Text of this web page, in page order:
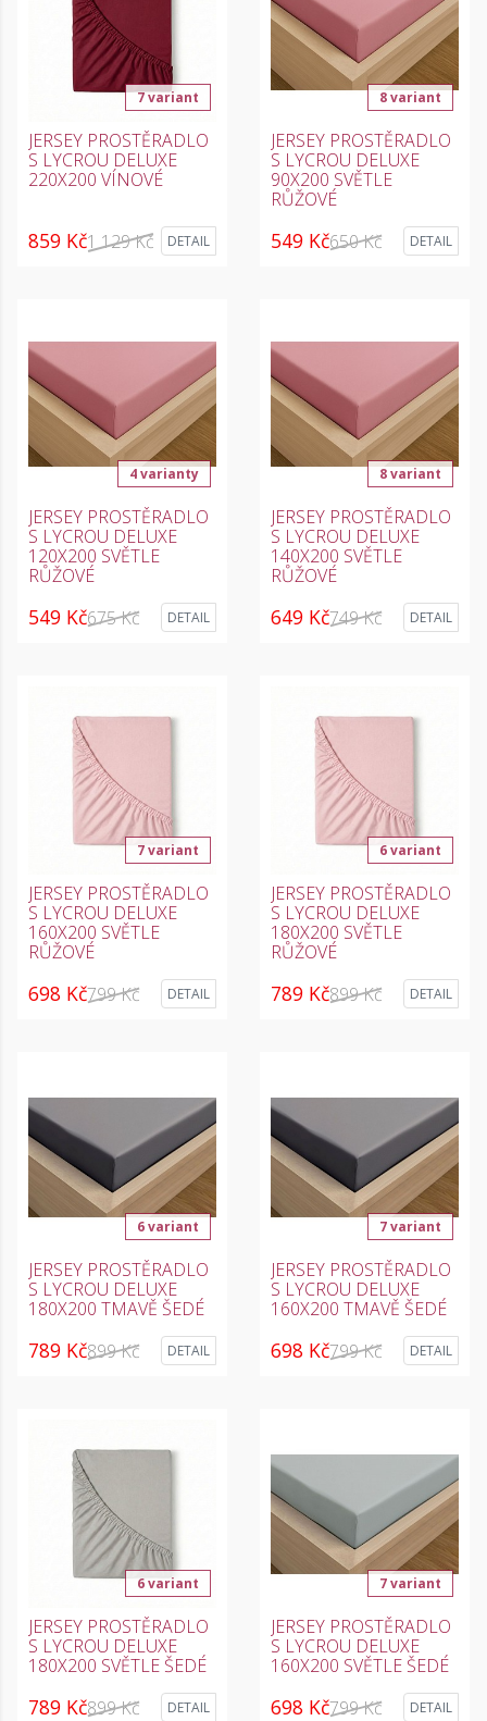
7 variant
JERSEY PROSTĚRADLO
S LYCROU DELUXE
220X200 VÍNOVÉ
859 Kč1 129 Kč DETAIL
8 variant
JERSEY PROSTĚRADLO
S LYCROU DELUXE
90X200 SVĚTLE
RŮŽOVÉ
549 Kč650 Kč DETAIL
4 varianty
JERSEY PROSTĚRADLO
S LYCROU DELUXE
120X200 SVĚTLE
RŮŽOVÉ
549 Kč675 Kč DETAIL
8 variant
JERSEY PROSTĚRADLO
S LYCROU DELUXE
140X200 SVĚTLE
RŮŽOVÉ
649 Kč749 Kč DETAIL
7 variant
JERSEY PROSTĚRADLO
S LYCROU DELUXE
160X200 SVĚTLE
RŮŽOVÉ
698 Kč799 Kč DETAIL
6 variant
JERSEY PROSTĚRADLO
S LYCROU DELUXE
180X200 SVĚTLE
RŮŽOVÉ
789 Kč899 Kč DETAIL
6 variant
JERSEY PROSTĚRADLO
S LYCROU DELUXE
180X200 TMAVĚ ŠEDÉ
789 Kč899 Kč DETAIL
7 variant
JERSEY PROSTĚRADLO
S LYCROU DELUXE
160X200 TMAVĚ ŠEDÉ
698 Kč799 Kč DETAIL
6 variant
JERSEY PROSTĚRADLO
S LYCROU DELUXE
180X200 SVĚTLE ŠEDÉ
789 Kč899 Kč DETAIL
7 variant
JERSEY PROSTĚRADLO
S LYCROU DELUXE
160X200 SVĚTLE ŠEDÉ
698 Kč799 Kč DETAIL